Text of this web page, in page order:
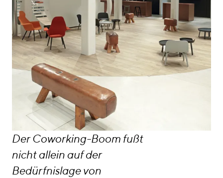
Der Coworking-Boom fußt
nicht allein auf der
Bedürfnislage von